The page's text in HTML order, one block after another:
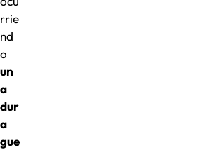
rrie
nd
o
un
a
dur
a
gue